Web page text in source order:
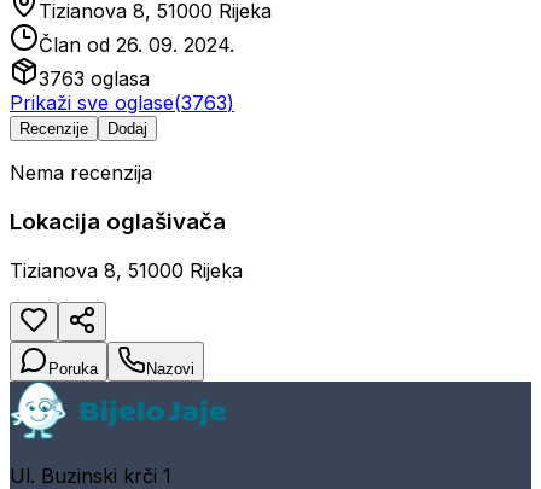
Tizianova 8, 51000 Rijeka
Član od 26. 09. 2024.
3763 oglasa
Prikaži sve oglase(3763)
Recenzije Dodaj
Nema recenzija
Lokacija oglašivača
Tizianova 8, 51000 Rijeka
Poruka Nazovi
Ul. Buzinski krči 1